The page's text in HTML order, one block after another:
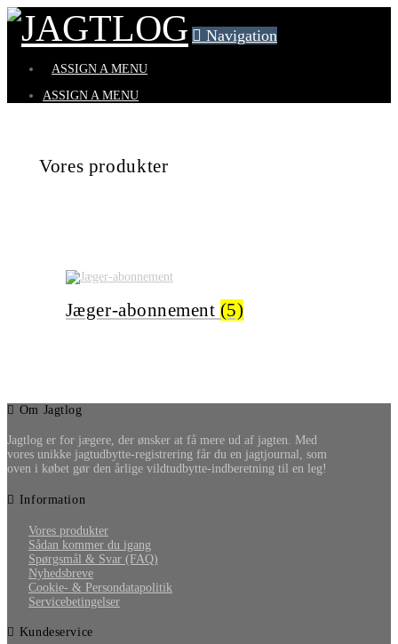
Navigation
ASSIGN A MENU
ASSIGN A MENU
Vores produkter
Jæger-abonnement (5)
Om Jagtlog
Jagtlog er for jægere, der ønsker at få mere ud af jagten. Med
vores unikke jagtudbytte-registrering får du en jagtjournal, som
oven i købet gør den årlige vildtudbytte-indberetning til en leg!
Information
Vores produkter
Sådan kommer du igang
Spørgsmål & Svar (FAQ)
Nyhedsbreve
Cookie- & Persondatapolitik
Servicebetingelser
Kundeservice